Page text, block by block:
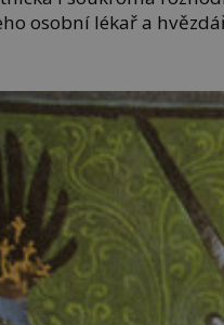
osobní lékař a